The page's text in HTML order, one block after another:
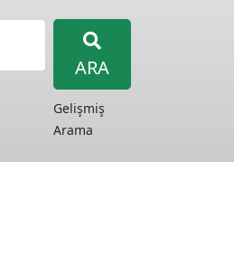
ARA
Gelişmiş
Arama